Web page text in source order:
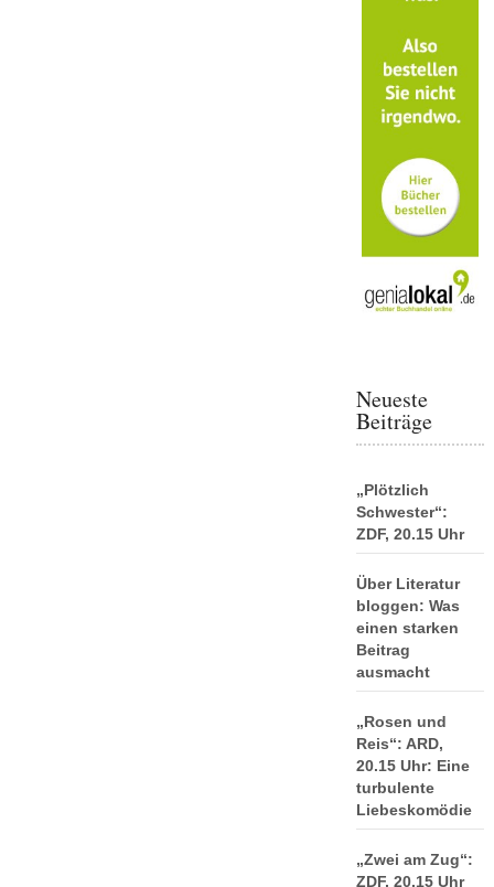
Neueste
Beiträge
„Plötzlich
Schwester“:
ZDF, 20.15 Uhr
Über Literatur
bloggen: Was
einen starken
Beitrag
ausmacht
„Rosen und
Reis“: ARD,
20.15 Uhr: Eine
turbulente
Liebeskomödie
„Zwei am Zug“:
ZDF, 20.15 Uhr